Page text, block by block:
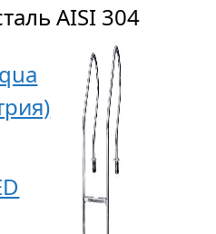
AISI 304